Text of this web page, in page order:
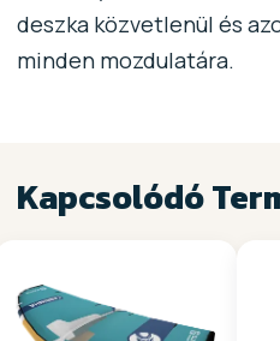
deszka közvetlenül és
minden mozdulatára.
Kapcsolódó